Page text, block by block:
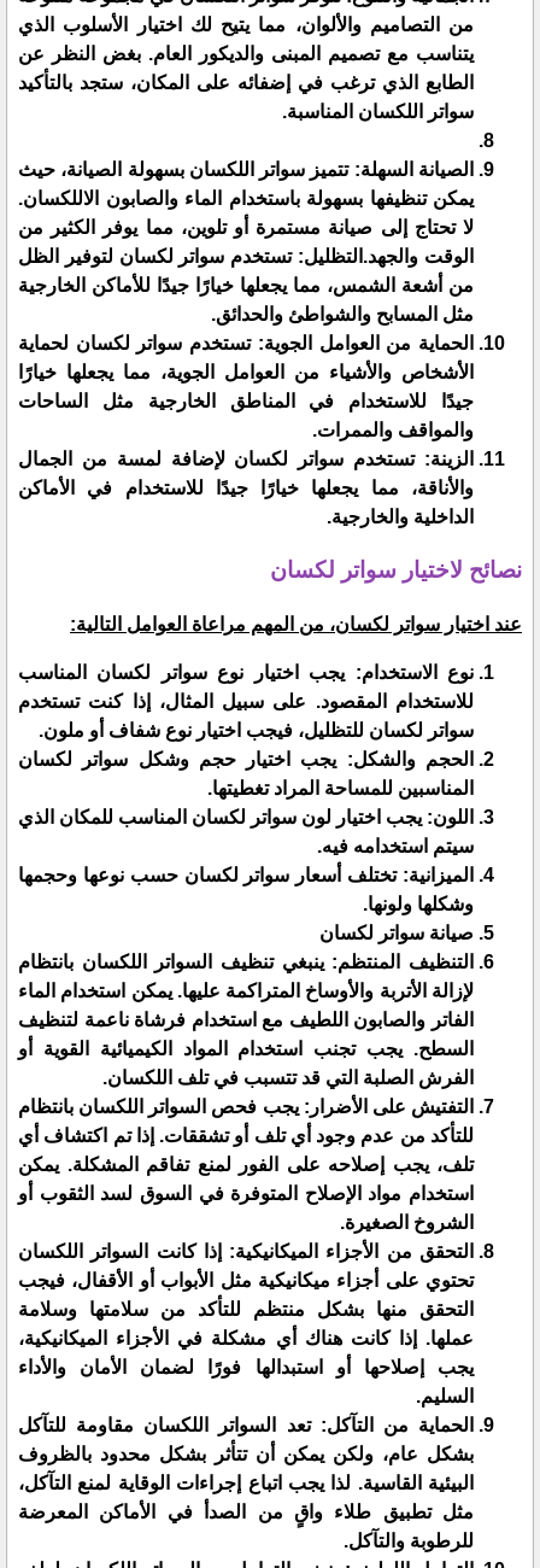
من التصاميم والألوان، مما يتيح لك اختيار الأسلوب الذي
يتناسب مع تصميم المبنى والديكور العام. بغض النظر عن
الطابع الذي ترغب في إضفائه على المكان، ستجد بالتأكيد
سواتر اللكسان المناسبة.
الصيانة السهلة: تتميز سواتر اللكسان بسهولة الصيانة، حيث
يمكن تنظيفها بسهولة باستخدام الماء والصابون الاللكسان.
لا تحتاج إلى صيانة مستمرة أو تلوين، مما يوفر الكثير من
الوقت والجهد.التظليل: تستخدم سواتر لكسان لتوفير الظل
من أشعة الشمس، مما يجعلها خيارًا جيدًا للأماكن الخارجية
مثل المسابح والشواطئ والحدائق.
الحماية من العوامل الجوية: تستخدم سواتر لكسان لحماية
الأشخاص والأشياء من العوامل الجوية، مما يجعلها خيارًا
جيدًا للاستخدام في المناطق الخارجية مثل الساحات
والمواقف والممرات.
الزينة: تستخدم سواتر لكسان لإضافة لمسة من الجمال
والأناقة، مما يجعلها خيارًا جيدًا للاستخدام في الأماكن
الداخلية والخارجية.
نصائح لاختيار سواتر لكسان
عند اختيار سواتر لكسان، من المهم مراعاة العوامل التالية:
نوع الاستخدام: يجب اختيار نوع سواتر لكسان المناسب
للاستخدام المقصود. على سبيل المثال، إذا كنت تستخدم
سواتر لكسان للتظليل، فيجب اختيار نوع شفاف أو ملون.
الحجم والشكل: يجب اختيار حجم وشكل سواتر لكسان
المناسبين للمساحة المراد تغطيتها.
اللون: يجب اختيار لون سواتر لكسان المناسب للمكان الذي
سيتم استخدامه فيه.
الميزانية: تختلف أسعار سواتر لكسان حسب نوعها وحجمها
وشكلها ولونها.
صيانة سواتر لكسان
التنظيف المنتظم: ينبغي تنظيف السواتر اللكسان بانتظام
لإزالة الأتربة والأوساخ المتراكمة عليها. يمكن استخدام الماء
الفاتر والصابون اللطيف مع استخدام فرشاة ناعمة لتنظيف
السطح. يجب تجنب استخدام المواد الكيميائية القوية أو
الفرش الصلبة التي قد تتسبب في تلف اللكسان.
التفتيش على الأضرار: يجب فحص السواتر اللكسان بانتظام
للتأكد من عدم وجود أي تلف أو تشققات. إذا تم اكتشاف أي
تلف، يجب إصلاحه على الفور لمنع تفاقم المشكلة. يمكن
استخدام مواد الإصلاح المتوفرة في السوق لسد الثقوب أو
الشروخ الصغيرة.
التحقق من الأجزاء الميكانيكية: إذا كانت السواتر اللكسان
تحتوي على أجزاء ميكانيكية مثل الأبواب أو الأقفال، فيجب
التحقق منها بشكل منتظم للتأكد من سلامتها وسلامة
عملها. إذا كانت هناك أي مشكلة في الأجزاء الميكانيكية،
يجب إصلاحها أو استبدالها فورًا لضمان الأمان والأداء
السليم.
الحماية من التآكل: تعد السواتر اللكسان مقاومة للتآكل
بشكل عام، ولكن يمكن أن تتأثر بشكل محدود بالظروف
البيئية القاسية. لذا يجب اتباع إجراءات الوقاية لمنع التآكل،
مثل تطبيق طلاء واقٍ من الصدأ في الأماكن المعرضة
للرطوبة والتآكل.